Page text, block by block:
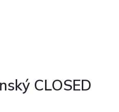
CLOSED